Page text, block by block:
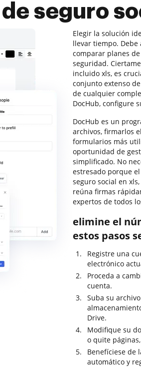
seguro
Elegir la solución
llevar tiempo.
comparar planes
seguridad.
incluido xls, es
conjunto extenso
de cualquier
DocHub, configure
DocHub es un
archivos, firmarlos
formularios más
oportunidad de
simplificado. No
estresado porque
seguro social en
reúna firmas
expertos de todos
elimine el
estos pasos
Registre una
electrónico
Proceda a
cuenta.
Suba su
Drive.
Modifique su
o quite
Benefíciese de
automático y